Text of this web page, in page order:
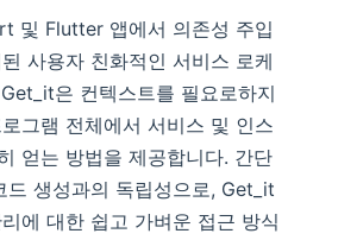
및 Flutter 앱에서 의존성 주입
사용자 친화적인 서비스 로케
은 컨텍스트를 필요로하지
그램 전체에서 서비스 및 인스
얻는 방법을 제공합니다. 간단
드 생성과의 독립성으로, Get_it
에 대한 쉽고 가벼운 접근 방식